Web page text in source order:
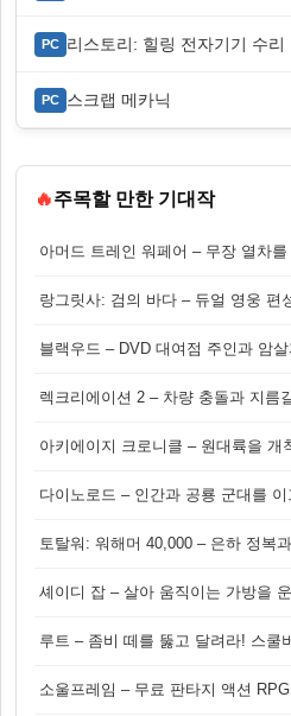
PC 리스토리: 힐링 전자기기 수리
PC 스크랩 메카닉
🔥주목할 만한 기대작
소울프레임 – 무료 판타지 액션 RPG